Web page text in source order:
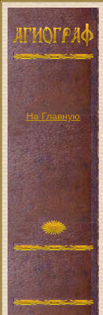
На Главную